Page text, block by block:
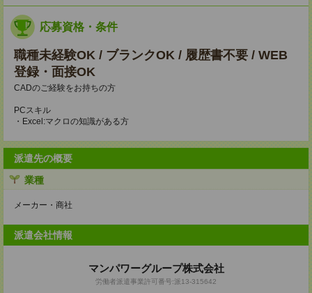
応募資格・条件
職種未経験OK / ブランクOK / 履歴書不要 / WEB
登録・面接OK
CADのご経験をお持ちの方
PCスキル
・Excel:マクロの知識がある方
派遣先の概要
業種
メーカー・商社
派遣会社情報
マンパワーグループ株式会社
労働者派遣事業許可番号:派13-315642